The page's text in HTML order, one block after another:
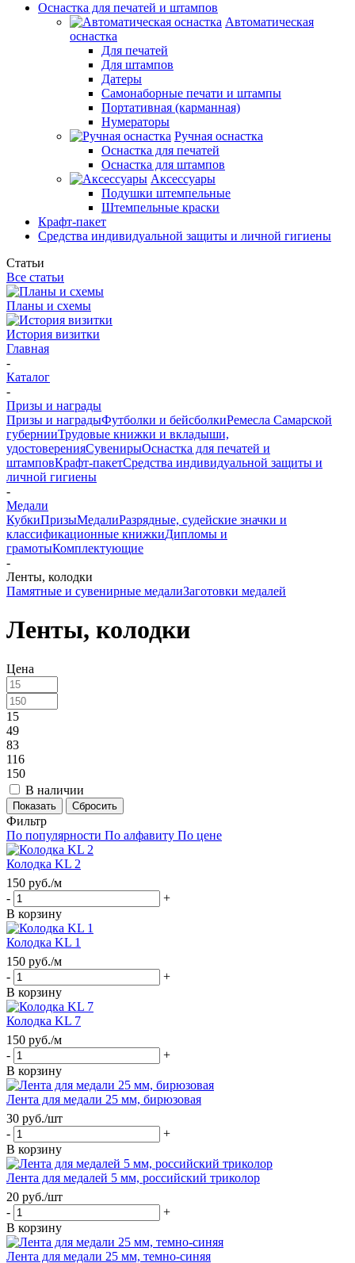
Оснастка для печатей и штампов
Автоматическая
оснастка
Для печатей
Для штампов
Датеры
Самонаборные печати и штампы
Портативная (карманная)
Нумераторы
Ручная оснастка
Оснастка для печатей
Оснастка для штампов
Аксессуары
Подушки штемпельные
Штемпельные краски
Крафт-пакет
Средства индивидуальной защиты и личной гигиены
Статьи
Все статьи
Планы и схемы
История визитки
Главная
-
Каталог
-
Призы и награды
Призы и наградыФутболки и бейсболкиРемесла Самарской
губернииТрудовые книжки и вкладыши,
удостоверенияСувенирыОснастка для печатей и
штамповКрафт-пакетСредства индивидуальной защиты и
личной гигиены
-
Медали
КубкиПризыМедалиРазрядные, судейские значки и
классификационные книжкиДипломы и
грамотыКомплектующие
-
Ленты, колодки
Памятные и сувенирные медалиЗаготовки медалей
Ленты, колодки
Цена
15
49
83
116
150
В наличии
Сбросить
Фильтр
По популярности По алфавиту По цене
Колодка KL 2
150 руб./м
-
+
В корзину
Колодка KL 1
150 руб./м
-
+
В корзину
Колодка KL 7
150 руб./м
-
+
В корзину
Лента для медали 25 мм, бирюзовая
30 руб./шт
-
+
В корзину
Лента для медалей 5 мм, российский триколор
20 руб./шт
-
+
В корзину
Лента для медали 25 мм, темно-синяя